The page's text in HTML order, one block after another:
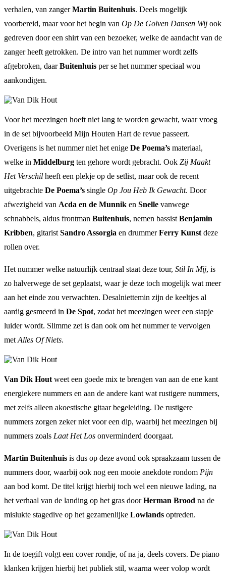
verhalen, van zangerMartin Buitenhuis. Deels mogelijk
voorbereid, maar voor het begin van Op De Golven Dansen Wij ook
gedreven door een shirt van een bezoeker, welke de aandacht van de
zanger heeft getrokken. De intro van het nummer wordt zelfs
afgebroken, daarBuitenhuis per se het nummer speciaal wou
aankondigen.
Voor het meezingen hoeft niet lang te worden gewacht, waar vroeg
in de set bijvoorbeeld Mijn Houten Hart de revue passeert.
Overigens is het nummer niet het enige De Poema’s materiaal,
welke in Middelburg ten gehore wordt gebracht. Ook Zij Maakt
Het Verschil heeft een plekje op de setlist, maar ook de recent
uitgebrachte De Poema’s single Op Jou Heb Ik Gewacht. Door
afwezigheid van Acda en de Munnik en Snelle vanwege
schnabbels, aldus frontman Buitenhuis, nemen bassist Benjamin
Kribben, gitarist Sandro Assorgia en drummerFerry Kunst deze
rollen over.
Het nummer welke natuurlijk centraal staat deze tour, Stil In Mij, is
zo halverwege de set geplaatst, waar je deze toch mogelijk wat meer
aan het einde zou verwachten. Desalniettemin zijn de keeltjes al
aardig gesmeerd in De Spot, zodat het meezingen weer een stapje
luider wordt. Slimme zet is dan ook om het nummer te vervolgen
met Alles Of Niets.
Van Dik Hout weet een goede mix te brengen van aan de ene kant
energiekere nummers en aan de andere kant wat rustigere nummers,
met zelfs alleen akoestische gitaar begeleiding. De rustigere
nummers zorgen zeker niet voor een dip, waarbij het meezingen bij
nummers zoals Laat Het Los onverminderd doorgaat.
Martin Buitenhuis is dus op deze avond ook spraakzaam tussen de
nummers door, waarbij ook nog een mooie anekdote rondom Pijn
aan bod komt. De titel krijgt hierbij toch wel een nieuwe lading, na
het verhaal van de landing op het gras doorHerman Brood na de
mislukte stagedive op het gezamenlijke Lowlands optreden.
In de toegift volgt een cover rondje, of na ja, deels covers. De piano
klanken krijgen hierbij het publiek stil, waarna weer volop wordt